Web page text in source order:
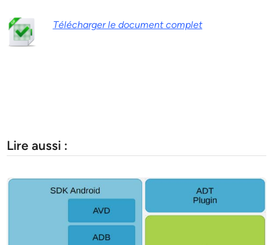
Télécharger le document complet
Lire aussi :